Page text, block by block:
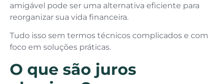
amigável pode ser uma alternativa eficiente para
reorganizar sua vida financeira.
Tudo isso sem termos técnicos complicados e com
foco em soluções práticas.
O que são juros